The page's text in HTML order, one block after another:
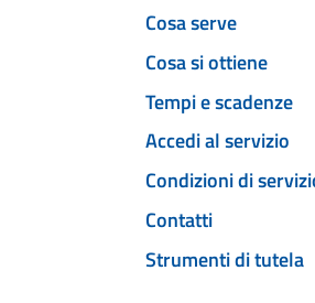
Cosa serve
Cosa si ottiene
Tempi e scadenze
Accedi al servizio
Condizioni di
Contatti
Strumenti di tutela